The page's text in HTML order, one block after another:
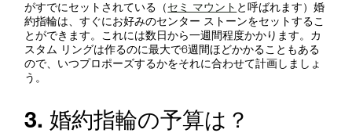
がすでにセットされている（セミ マウント と呼ばれます）婚
約指輪は、すぐにお好みのセンター ストーンをセットするこ
とができます。これには数日から一週間程度かかります。カ
スタム リングは作るのに最大で6週間ほどかかることもある
ので、いつプロポーズするかをそれに合わせて計画しましょ
う。
3. 婚約指輪の予算は？